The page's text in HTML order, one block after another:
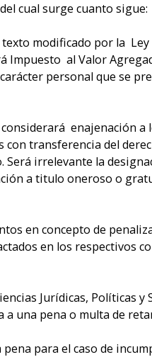
cual surge cuanto sigue:
modificado por la
Impuesto al Valor
personal que se
enajenación a
transferencia del
irrelevante la
a titulo oneroso o
en concepto de
en los respectivos
Jurídicas, Políticas
una pena o multa de
para el caso de